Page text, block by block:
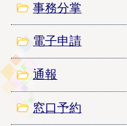
事務分掌
電子申請
通報
窓口予約